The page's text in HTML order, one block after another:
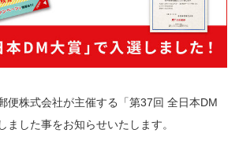
便株式会社が主催する「第37回 全日本DM
ました事をお知らせいたします。